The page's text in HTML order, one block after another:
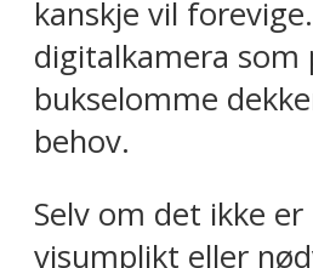
kanskje vil
digitalkamera som
bukselomme
behov.
Selv om det ikke
visumplikt eller